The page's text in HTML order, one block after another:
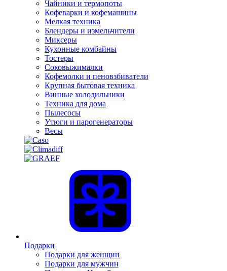
Чайники и термопоты
Кофеварки и кофемашины
Мелкая техника
Блендеры и измельчители
Миксеры
Кухонные комбайны
Тостеры
Соковыжималки
Кофемолки и пеновзбиватели
Крупная бытовая техника
Винные холодильники
Техника для дома
Пылесосы
Утюги и парогенераторы
Весы
Подарки
Подарки для женщин
Подарки для мужчин